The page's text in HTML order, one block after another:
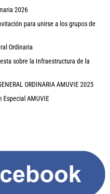
2026
para unirse a los grupos de
Ordinaria
sobre la Infraestructura de la
ORDINARIA AMUVIE 2025
Especial AMUVIE